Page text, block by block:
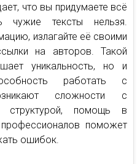
что вы придумаете всё
тексты нельзя.
излагайте её своими
на авторов. Такой
уникальность, но и
работать с
сложности с
структурой, помощь в
поможет
ошибок.